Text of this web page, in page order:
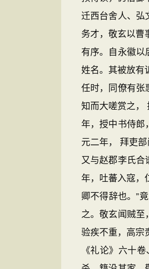
迁西台舍人、弘
务才，敬玄以曹
有序。自永徽以
姓名。其被放有
任时，同僚有张
知而大嗟赏之，
年，授中书侍郎
元二年， 拜吏
又与赵郡李氏合
年，吐蕃入寇，
卿不得辞也。”
之。敬玄闻贼至
验疾不重，高宗
《礼论》六十